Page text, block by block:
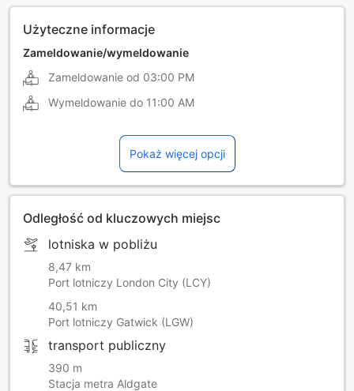
Użyteczne informacje
Zameldowanie/wymeldowanie
Zameldowanie od 03:00 PM
Wymeldowanie do 11:00 AM
Pokaż więcej opcji
Odległość od kluczowych miejsc
lotniska w pobliżu
8,47 km
Port lotniczy London City (LCY)
40,51 km
Port lotniczy Gatwick (LGW)
transport publiczny
390 m
Stacja metra Aldgate